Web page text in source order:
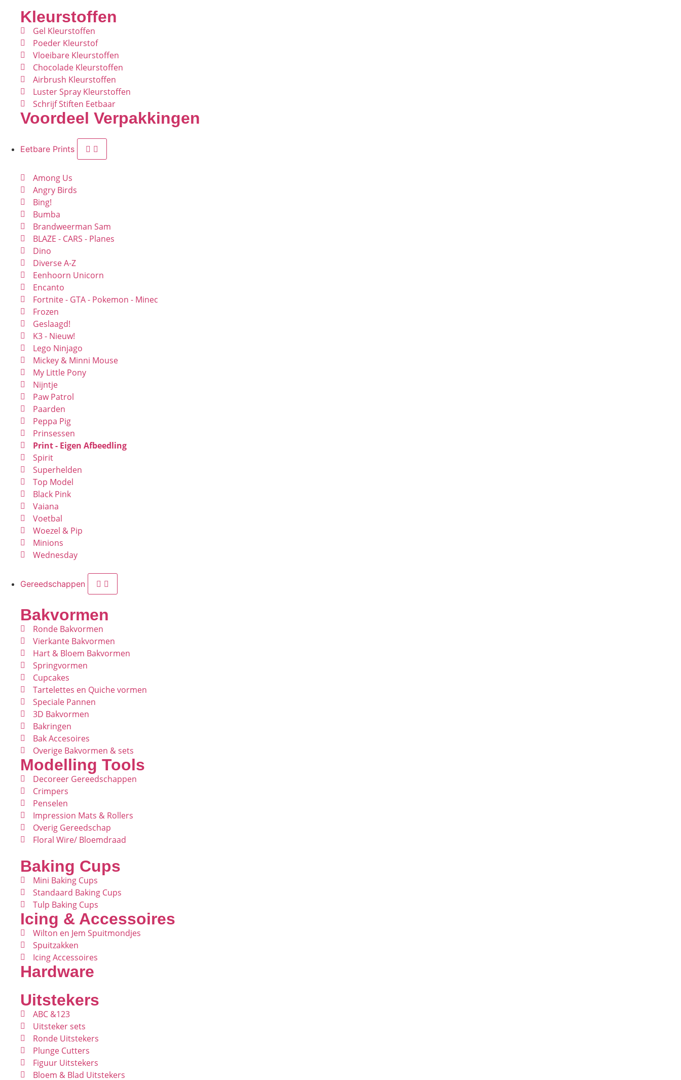
Kleurstoffen
Gel Kleurstoffen
Poeder Kleurstof
Vloeibare Kleurstoffen
Chocolade Kleurstoffen
Airbrush Kleurstoffen
Luster Spray Kleurstoffen
Schrijf Stiften Eetbaar
Voordeel Verpakkingen
Eetbare Prints
Among Us
Angry Birds
Bing!
Bumba
Brandweerman Sam
BLAZE - CARS - Planes
Dino
Diverse A-Z
Eenhoorn Unicorn
Encanto
Fortnite - GTA - Pokemon - Minec
Frozen
Geslaagd!
K3 - Nieuw!
Lego Ninjago
Mickey & Minni Mouse
My Little Pony
Nijntje
Paw Patrol
Paarden
Peppa Pig
Prinsessen
Print - Eigen Afbeedling
Spirit
Superhelden
Top Model
Black Pink
Vaiana
Voetbal
Woezel & Pip
Minions
Wednesday
Gereedschappen
Bakvormen
Ronde Bakvormen
Vierkante Bakvormen
Hart & Bloem Bakvormen
Springvormen
Cupcakes
Tartelettes en Quiche vormen
Speciale Pannen
3D Bakvormen
Bakringen
Bak Accesoires
Overige Bakvormen & sets
Modelling Tools
Decoreer Gereedschappen
Crimpers
Penselen
Impression Mats & Rollers
Overig Gereedschap
Floral Wire/ Bloemdraad
Baking Cups
Mini Baking Cups
Standaard Baking Cups
Tulp Baking Cups
Icing & Accessoires
Wilton en Jem Spuitmondjes
Spuitzakken
Icing Accessoires
Hardware
Uitstekers
ABC &123
Uitsteker sets
Ronde Uitstekers
Plunge Cutters
Figuur Uitstekers
Bloem & Blad Uitstekers